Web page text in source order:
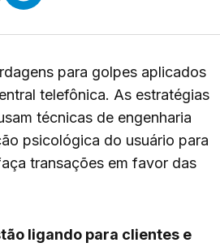
para golpes aplicados
telefônica. As estratégias
técnicas de engenharia
psicológica do usuário para
transações em favor das
ligando para clientes e